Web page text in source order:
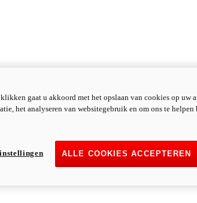
gaat u akkoord met het opslaan van cookies op uw
het analyseren van websitegebruik en om ons te helpen
ALLE COOKIES ACCEPTEREN